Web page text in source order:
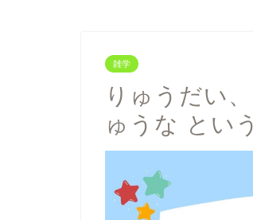
雑学
りゅうだい
ゅうな とい